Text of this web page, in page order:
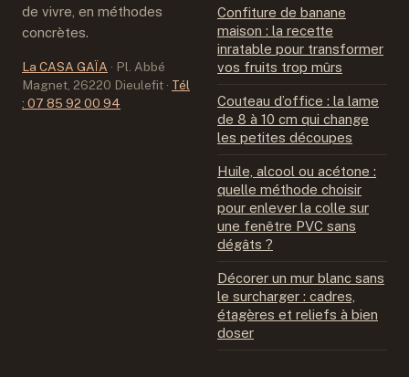
de vivre, en méthodes
concrètes.
La CASA GAÏA · Pl. Abbé
Magnet, 26220 Dieulefit · Tél
: 07 85 92 00 94
Confiture de banane
maison : la recette
inratable pour transformer
vos fruits trop mûrs
Couteau d’office : la lame
de 8 à 10 cm qui change
les petites découpes
Huile, alcool ou acétone :
quelle méthode choisir
pour enlever la colle sur
une fenêtre PVC sans
dégâts ?
Décorer un mur blanc sans
le surcharger : cadres,
étagères et reliefs à bien
doser